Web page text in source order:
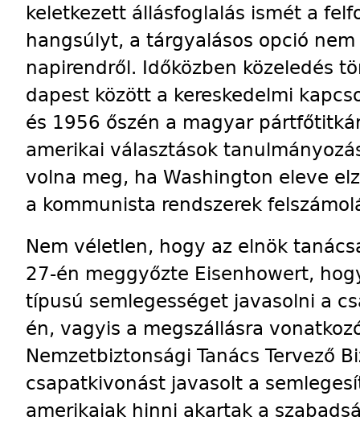
keletkezett állásfoglalás ismét a
hangsúlyt, a tárgyalásos opció
napirendről. Időközben közeledés
dapest között a kereskedelmi
és 1956 őszén a magyar
amerikai választások
volna meg, ha Washington eleve
a kommunista rendszerek
Nem véletlen, hogy az elnök
27-én meggyőzte Eisen­howert,
típusú semlegességet javasolni a
én, vagyis a megszállásra
Nemzetbiztonsági Tanács Tervező
csapatkivonást javasolt a
amerikaiak hinni akartak a